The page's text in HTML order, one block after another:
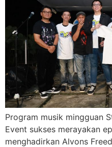
Program musik mingguan
Event sukses merayakan
menghadirkan Alvons